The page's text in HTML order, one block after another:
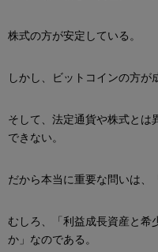
株式の方が安定している。
しかし、ビットコインの方が
そして、法定通貨や株式とは
できない。
だから本当に重要な問いは、
むしろ、「利益成長資産と希
か」なのである。